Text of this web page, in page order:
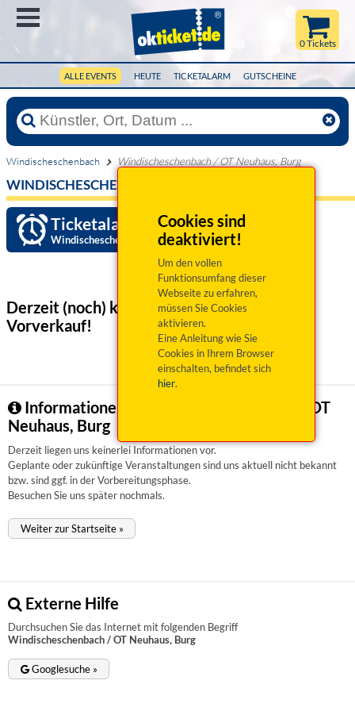
ALLE EVENTS HEUTE TICKETALARM GUTSCHEINE
0 Tickets
Cookies sind
deaktiviert!
Um den vollen
Funktionsumfang dieser
Webseite zu erfahren,
müssen Sie Cookies
aktivieren.
Eine Anleitung wie Sie
Cookies in Ihrem Browser
einschalten, befindet sich
hier.
Windischeschenbach Windischeschenbach / OT Neuhaus, Burg
WINDISCHESCHENBACH / OT NEUHAUS, BURG
Ticketalarm einrichten »
Windischeschenbach / OT Neuhaus, Burg
Derzeit (noch) keine Veranstaltungen
Vorverkauf!
Informationen zu Windischeschenbach / OT
Neuhaus, Burg
Derzeit liegen uns keinerlei Informationen vor.
Geplante oder zukünftige Veranstaltungen sind uns aktuell nicht bekannt
bzw. sind ggf. in der Vorbereitungsphase.
Besuchen Sie uns später nochmals.
Weiter zur Startseite »
Externe Hilfe
Durchsuchen Sie das Internet mit folgenden Begriff
Windischeschenbach / OT Neuhaus, Burg
Googlesuche »